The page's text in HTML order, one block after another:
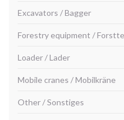
Excavators / Bagger
Forestry equipment /
Loader / Lader
Mobile cranes / Mobilkräne
Other / Sonstiges